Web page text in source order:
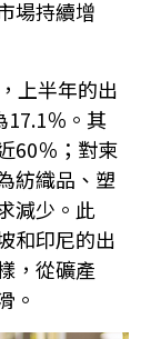
場持續增
上半年的出
17.1％。其
60％；對柬
紡織品、塑
減少。此
和印尼的出
，從礦產
。